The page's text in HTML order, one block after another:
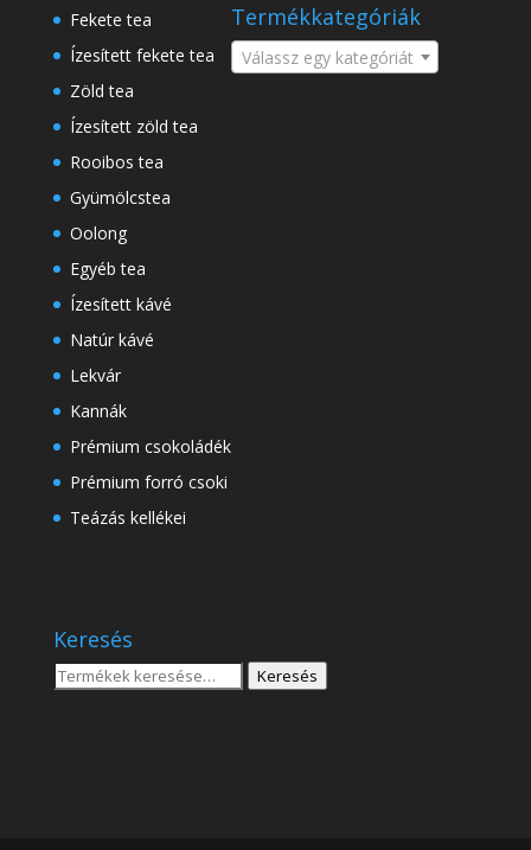
Fekete tea
Ízesített fekete tea
Zöld tea
Ízesített zöld tea
Rooibos tea
Gyümölcstea
Oolong
Egyéb tea
Ízesített kávé
Natúr kávé
Lekvár
Kannák
Prémium csokoládék
Prémium forró csoki
Teázás kellékei
Termékkategóriák
Válassz egy kategóriát
Keresés
Keresés
Keresés